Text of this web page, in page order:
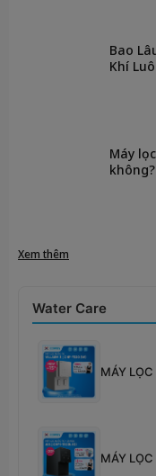
Bao
Khí
Máy
Xem thêm
Water Care
MÁY
MÁY